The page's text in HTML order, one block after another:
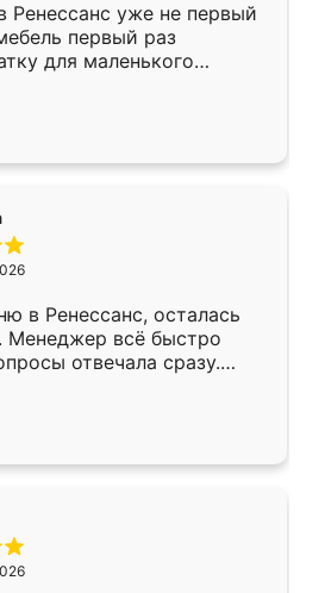
Ренессанс уже не первый
первый раз
для маленького
рождении ,во второй раз
По качеству очень
быстрая,
он более разнообразный.
что-то потребуется из
только здесь.
в Ренессанс, осталась
Менеджер всё быстро
отвечала сразу.
в субботу, подошёл к
Собрали
аккуратно, даже